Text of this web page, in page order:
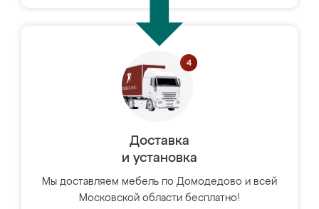
Доставка
и установка
Мы доставляем мебель по Домодедово и всей
Московской области бесплатно!